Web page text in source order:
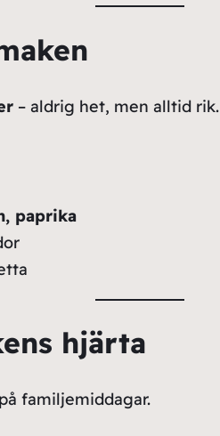
– aldrig het, men alltid rik.
paprika
hjärta
familjemiddagar.